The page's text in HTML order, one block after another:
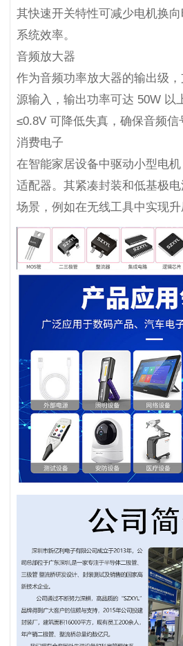
其快速开关特性可减少电机换
系统效率。
音频放大器
作为音频功率放大器的输出级
源输入，输出功率可达 50W 以
≤0.8V 可降低失真，确保音频信
消费电子
在智能家居设备中驱动小型电
适配器。其紧凑封装和低基极
场景，例如在无线工具中实现升